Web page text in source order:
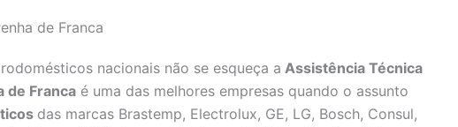
de Franca
nacionais não se esqueça a Assistência Técnica
de Franca é uma das melhores empresas quando o assunto
das marcas Brastemp, Electrolux, GE, LG, Bosch, Consul,